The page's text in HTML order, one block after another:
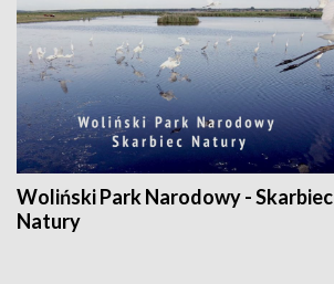
Woliński Park Narodowy - Skarbiec
Natury